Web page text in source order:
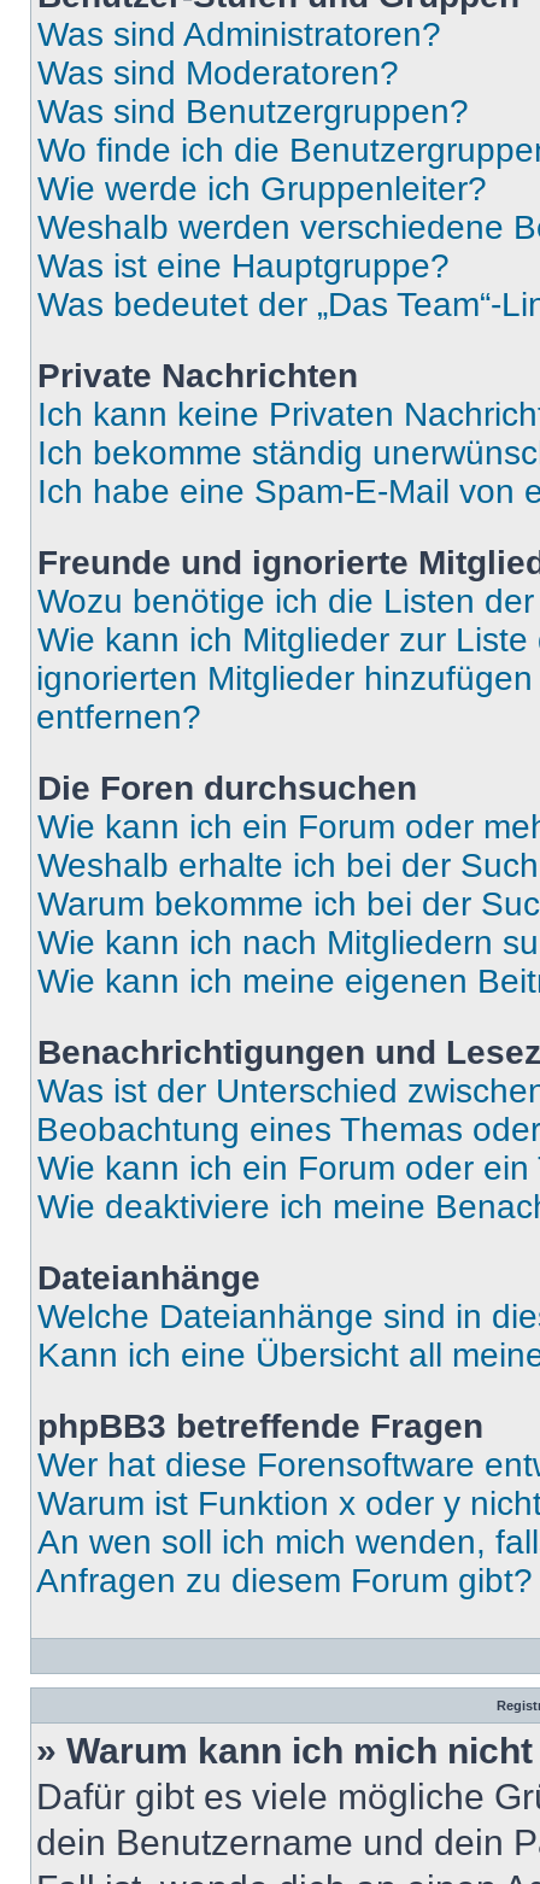
Was sind Administratoren?
Was sind Moderatoren?
Was sind Benutzergruppen?
Wo finde ich die
Wie werde ich Gruppenleiter?
Weshalb werden verschiedene
Was ist eine Hauptgruppe?
Was bedeutet der „Das Team“-
Private Nachrichten
Ich kann keine Privaten
Ich bekomme ständig
Ich habe eine Spam-E-Mail von
Freunde und ignorierte
Wozu benötige ich die Listen
Wie kann ich Mitglieder zur
ignorierten Mitglieder
entfernen?
Die Foren durchsuchen
Wie kann ich ein Forum oder
Weshalb erhalte ich bei der
Warum bekomme ich bei der
Wie kann ich nach Mitgliedern
Wie kann ich meine eigenen
Benachrichtigungen und
Was ist der Unterschied
Beobachtung eines Themas
Wie kann ich ein Forum oder
Wie deaktiviere ich meine
Dateianhänge
Welche Dateianhänge sind in
Kann ich eine Übersicht all
phpBB3 betreffende Fragen
Wer hat diese Forensoftware
Warum ist Funktion x oder y
An wen soll ich mich wenden,
Anfragen zu diesem Forum gibt?
» Warum kann ich mich
Dafür gibt es viele mögliche
dein Benutzername und dein